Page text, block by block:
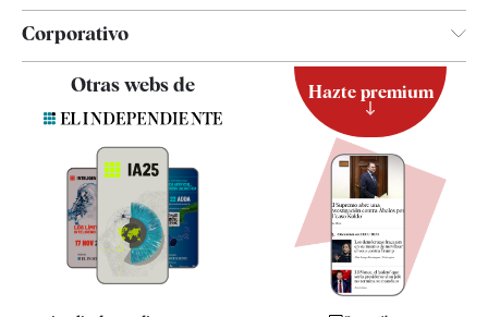
Corporativo
Contacto
Quiénes somos
Especificaciones
Otras webs de Hazte premium